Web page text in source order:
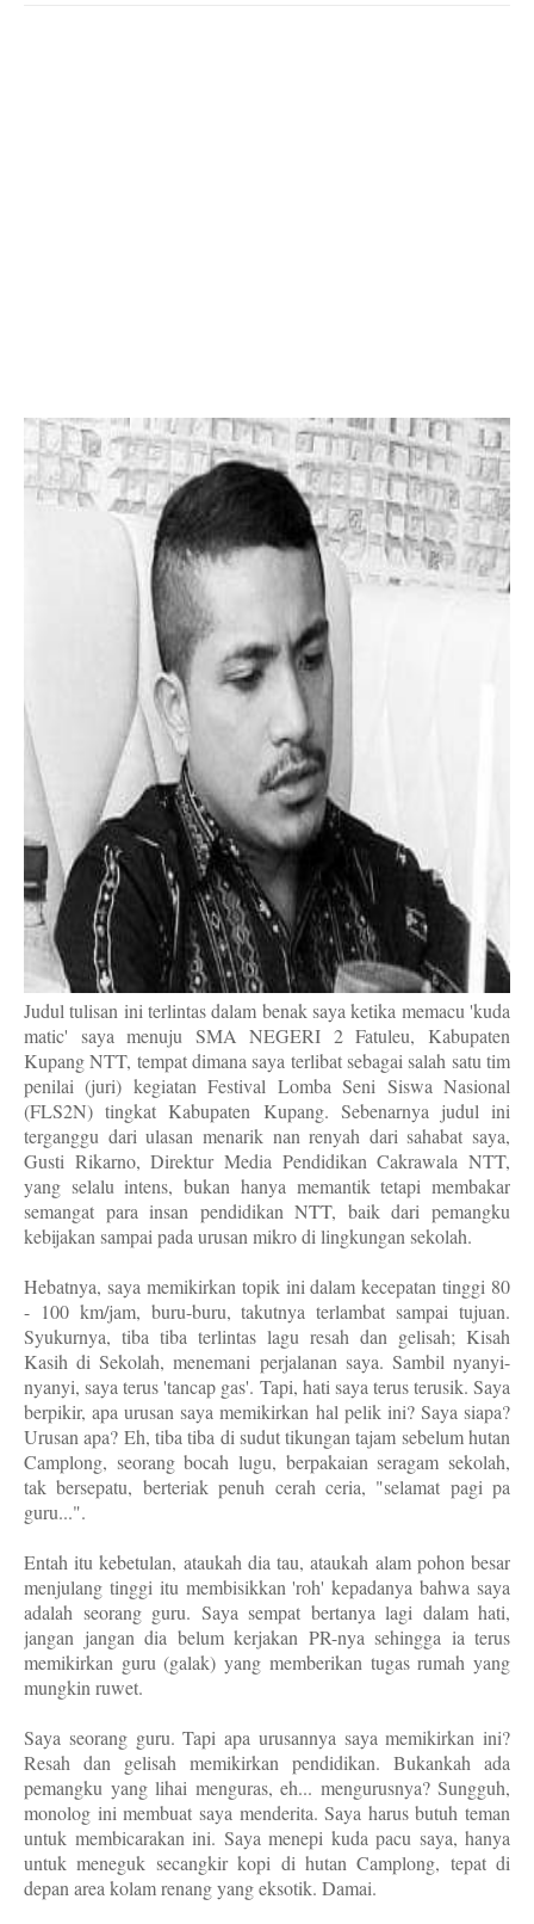
Judul tulisan ini terlintas dalam benak saya ketika memacu 'kuda
matic' saya menuju SMA NEGERI 2 Fatuleu, Kabupaten
Kupang NTT, tempat dimana saya terlibat sebagai salah satu tim
penilai (juri) kegiatan Festival Lomba Seni Siswa Nasional
(FLS2N) tingkat Kabupaten Kupang. Sebenarnya judul ini
terganggu dari ulasan menarik nan renyah dari sahabat saya,
Gusti Rikarno, Direktur Media Pendidikan Cakrawala NTT,
yang selalu intens, bukan hanya memantik tetapi membakar
semangat para insan pendidikan NTT, baik dari pemangku
kebijakan sampai pada urusan mikro di lingkungan sekolah.
Hebatnya, saya memikirkan topik ini dalam kecepatan tinggi 80
- 100 km/jam, buru-buru, takutnya terlambat sampai tujuan.
Syukurnya, tiba tiba terlintas lagu resah dan gelisah; Kisah
Kasih di Sekolah, menemani perjalanan saya. Sambil nyanyi-
nyanyi, saya terus 'tancap gas'. Tapi, hati saya terus terusik. Saya
berpikir, apa urusan saya memikirkan hal pelik ini? Saya siapa?
Urusan apa? Eh, tiba tiba di sudut tikungan tajam sebelum hutan
Camplong, seorang bocah lugu, berpakaian seragam sekolah,
tak bersepatu, berteriak penuh cerah ceria, "selamat pagi pa
guru...".
Entah itu kebetulan, ataukah dia tau, ataukah alam pohon besar
menjulang tinggi itu membisikkan 'roh' kepadanya bahwa saya
adalah seorang guru. Saya sempat bertanya lagi dalam hati,
jangan jangan dia belum kerjakan PR-nya sehingga ia terus
memikirkan guru (galak) yang memberikan tugas rumah yang
mungkin ruwet.
Saya seorang guru. Tapi apa urusannya saya memikirkan ini?
Resah dan gelisah memikirkan pendidikan. Bukankah ada
pemangku yang lihai menguras, eh... mengurusnya? Sungguh,
monolog ini membuat saya menderita. Saya harus butuh teman
untuk membicarakan ini. Saya menepi kuda pacu saya, hanya
untuk meneguk secangkir kopi di hutan Camplong, tepat di
depan area kolam renang yang eksotik. Damai.